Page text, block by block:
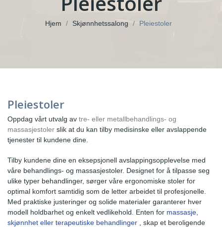
Hjem Skjønnhetssalong Pleiestoler
Pleiestoler
Oppdag vårt utvalg av tre- eller metallbehandlings- og
massasjestoler slik at du kan tilby medisinske eller avslappende
tjenester til kundene dine.
Tilby kundene dine en eksepsjonell avslappingsopplevelse med
våre behandlings- og massasjestoler. Designet for å tilpasse seg
ulike typer behandlinger, sørger våre ergonomiske stoler for
optimal komfort samtidig som de letter arbeidet til profesjonelle.
Med praktiske justeringer og solide materialer garanterer hver
modell holdbarhet og enkelt vedlikehold. Enten for massasje,
skjønnhet eller terapeutiske behandlinger , skap et beroligende